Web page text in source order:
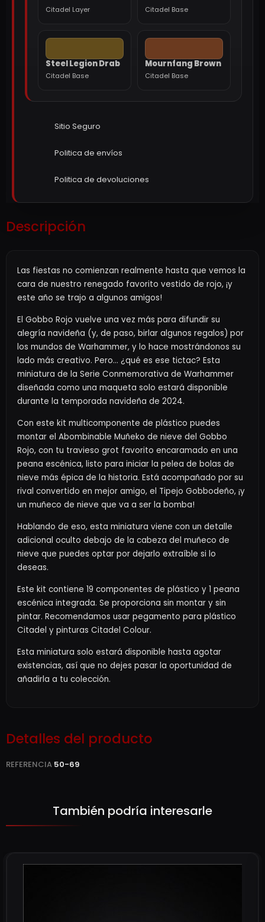
Citadel Layer Citadel Base
Steel Legion Drab
Citadel Base
Mournfang Brown
Citadel Base
Sitio Seguro
Politica de envíos
Politica de devoluciones
Descripción
Las fiestas no comienzan realmente hasta que vemos la
cara de nuestro renegado favorito vestido de rojo, ¡y
este año se trajo a algunos amigos!
El Gobbo Rojo vuelve una vez más para difundir su
alegría navideña (y, de paso, birlar algunos regalos) por
los mundos de Warhammer, y lo hace mostrándonos su
lado más creativo. Pero… ¿qué es ese tictac? Esta
miniatura de la Serie Conmemorativa de Warhammer
diseñada como una maqueta solo estará disponible
durante la temporada navideña de 2024.
Con este kit multicomponente de plástico puedes
montar el Abombinable Muñeko de nieve del Gobbo
Rojo, con tu travieso grot favorito encaramado en una
peana escénica, listo para iniciar la pelea de bolas de
nieve más épica de la historia. Está acompañado por su
rival convertido en mejor amigo, el Tipejo Gobbodeño, ¡y
un muñeco de nieve que va a ser la bomba!
Hablando de eso, esta miniatura viene con un detalle
adicional oculto debajo de la cabeza del muñeco de
nieve que puedes optar por dejarlo extraíble si lo
deseas.
Este kit contiene 19 componentes de plástico y 1 peana
escénica integrada. Se proporciona sin montar y sin
pintar. Recomendamos usar pegamento para plástico
Citadel y pinturas Citadel Colour.
Esta miniatura solo estará disponible hasta agotar
existencias, así que no dejes pasar la oportunidad de
añadirla a tu colección.
Detalles del producto
REFERENCIA 50-69
También podría interesarle